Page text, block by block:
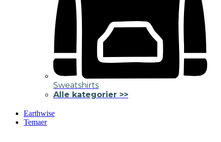
Sweatshirts
Alle kategorier >>
Earthwise
Temaer